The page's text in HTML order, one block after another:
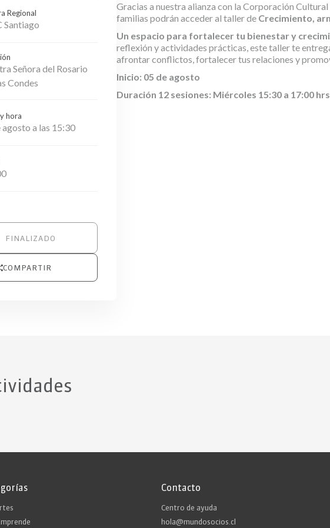
Regional
Santiago
Señora del Rosario
Condes
hora
agosto a las 15:30
FINALIZADO
COMPARTIR
Gracias a nuestra alianza con la Corporación
familias podrán acceder al taller de Crecimiento,
Un espacio para fortalecer tu bienestar y
reflexión y actividades prácticas, este taller te
afrontar conflictos, fortalecer tus relaciones y
Inicio: 05 de agosto
Duración 12 sesiones: Miércoles 15:30 a 17:00
Contacto
Centro de ayuda
hola@mundosocios.cl